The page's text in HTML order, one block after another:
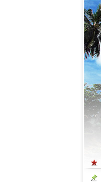
ที่เที่ยวภาคใต้